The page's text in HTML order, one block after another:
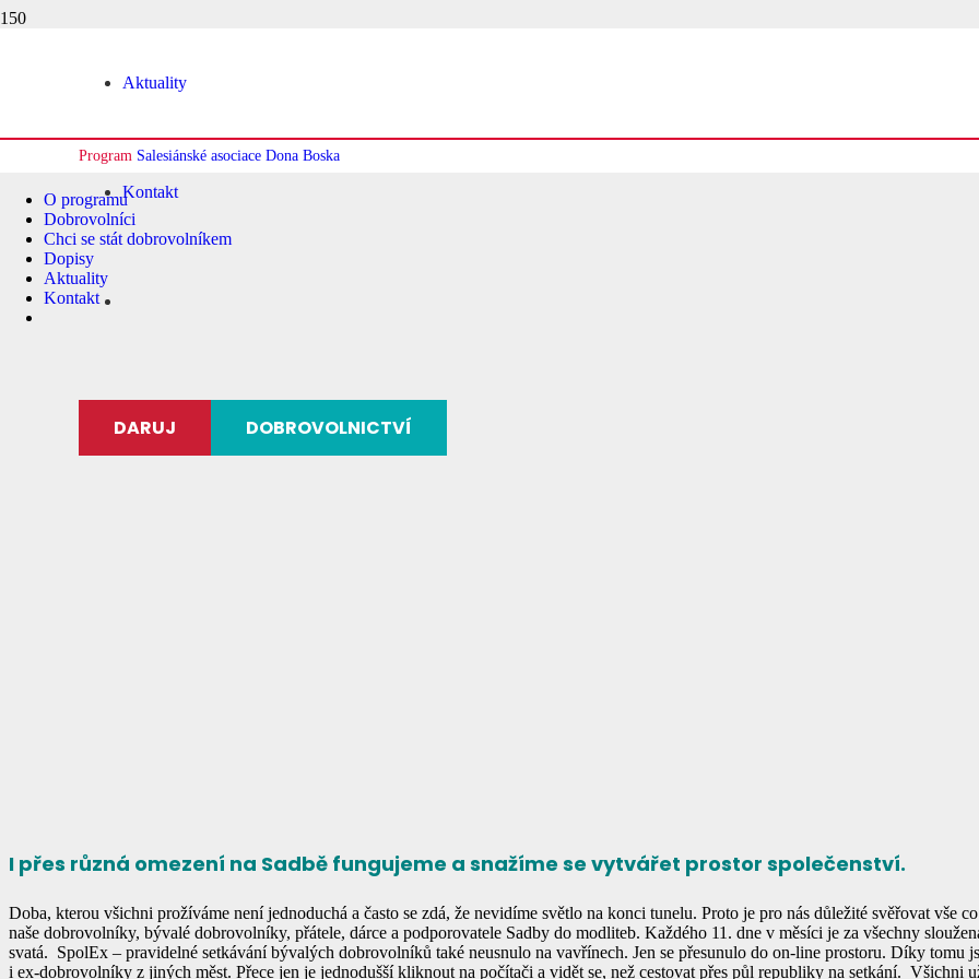
Aktuality
Kontakt
DARUJ DOBROVOLNICTVÍ
Program Salesiánské asociace Dona Boska
O programu
Dobrovolníci
Chci se stát dobrovolníkem
Dopisy
Aktuality
Kontakt
I přes různá omezení na Sadbě fungujeme a snažíme se vytvářet prostor společenství.
Doba, kterou všichni prožíváme není jednoduchá a často se zdá, že nevidíme světlo na konci tunelu. Proto je pro nás důležité svěřovat vše
naše dobrovolníky, bývalé dobrovolníky, přátele, dárce a podporovatele Sadby do modliteb. Každého 11. dne v měsíci je za všechny
svatá. SpolEx – pravidelné setkávání bývalých dobrovolníků také neusnulo na vavřínech. Jen se přesunulo do on-line prostoru. Díky tomu
i ex-dobrovolníky z jiných měst. Přece jen je jednodušší kliknout na počítači a vidět se, než cestovat přes půl republiky na setkání. Všichni